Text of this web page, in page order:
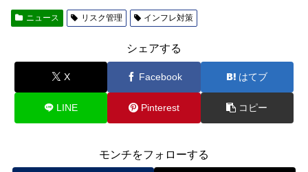
ニュース リスク管理 インフレ対策
シェアする
X Facebook はてブ
LINE Pinterest コピー
モンチをフォローする